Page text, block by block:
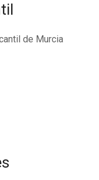
de Murcia